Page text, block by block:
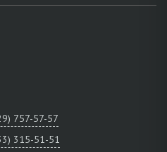
757-57-57
315-51-51